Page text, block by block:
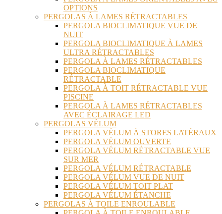
OPTIONS
PERGOLAS À LAMES RÉTRACTABLES
PERGOLA BIOCLIMATIQUE VUE DE
NUIT
PERGOLA BIOCLIMATIQUE À LAMES
ULTRA RÉTRACTABLES
PERGOLA À LAMES RÉTRACTABLES
PERGOLA BIOCLIMATIQUE
RÉTRACTABLE
PERGOLA À TOIT RÉTRACTABLE VUE
PISCINE
PERGOLA À LAMES RÉTRACTABLES
AVEC ÉCLAIRAGE LED
PERGOLAS VÉLUM
PERGOLA VÉLUM À STORES LATÉRAUX
PERGOLA VÉLUM OUVERTE
PERGOLA VÉLUM RÉTRACTABLE VUE
SUR MER
PERGOLA VÉLUM RÉTRACTABLE
PERGOLA VÉLUM VUE DE NUIT
PERGOLA VÉLUM TOIT PLAT
PERGOLA VÉLUM ÉTANCHE
PERGOLAS À TOILE ENROULABLE